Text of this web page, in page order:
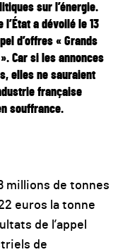
sur l’énergie.
a dévoilé le 13
d’offres « Grands
Car si les annonces
elles ne sauraient
française
souffrance.
millions de tonnes
euros la tonne
de l’appel
de